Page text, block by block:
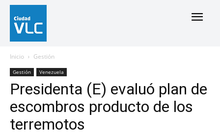
Inicio Gestión
Gestión Venezuela
Presidenta (E) evaluó plan de
escombros producto de los
terremotos